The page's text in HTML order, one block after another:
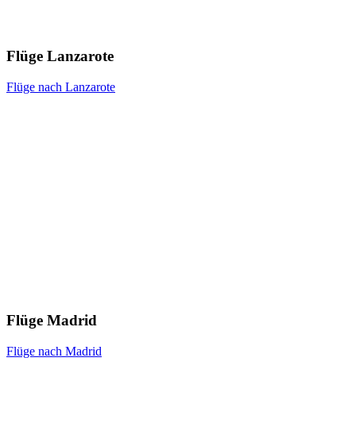
Flüge Lanzarote
Flüge nach Lanzarote
Flüge Madrid
Flüge nach Madrid